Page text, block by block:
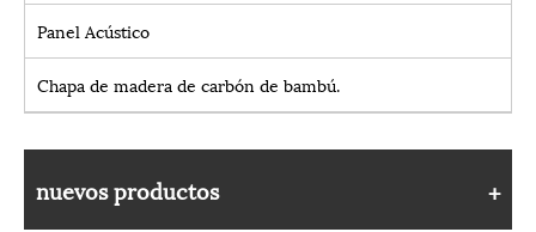
Panel Acústico
Chapa de madera de carbón de bambú.
nuevos productos